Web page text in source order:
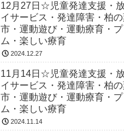
12月27日☆児童発達支援・
イサービス・発達障害・柏
市・運動遊び・運動療育・
ム・楽しい療育
2024.12.27
11月14日☆児童発達支援・
イサービス・発達障害・柏
市・運動遊び・運動療育・
ム・楽しい療育
2024.11.14